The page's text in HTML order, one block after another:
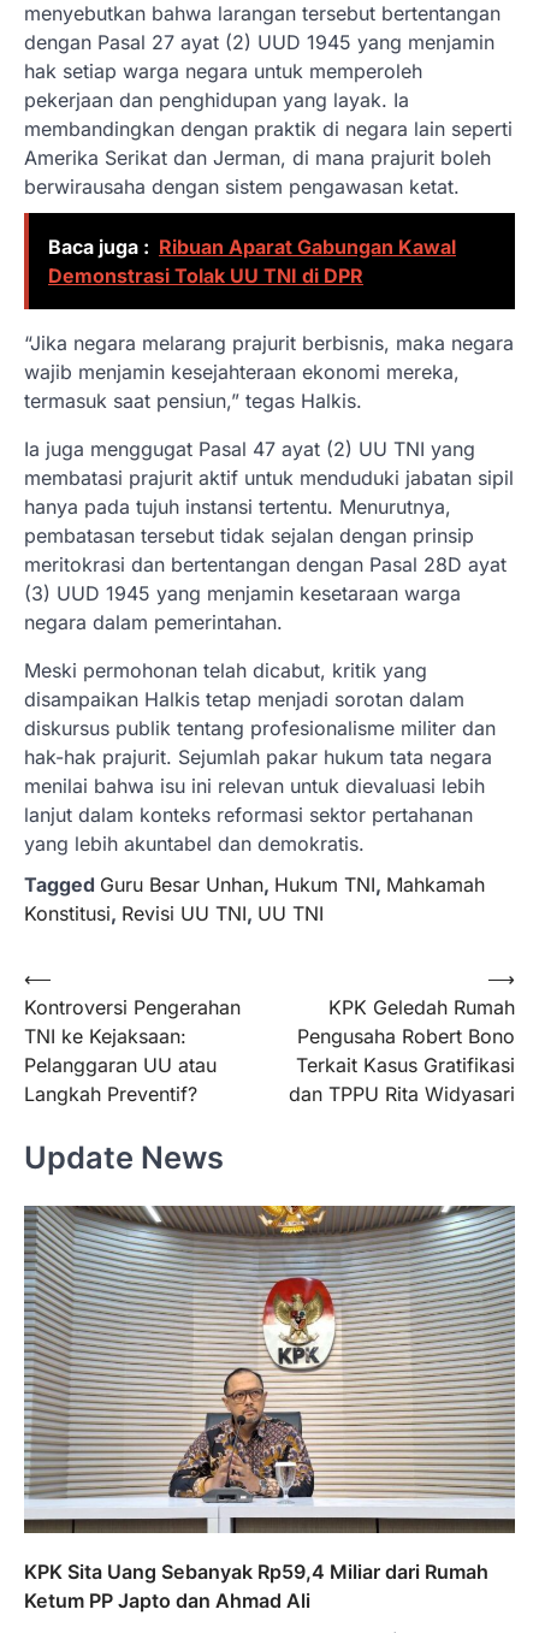
menyebutkan bahwa larangan tersebut bertentangan
dengan Pasal 27 ayat (2) UUD 1945 yang menjamin
hak setiap warga negara untuk memperoleh
pekerjaan dan penghidupan yang layak. Ia
membandingkan dengan praktik di negara lain seperti
Amerika Serikat dan Jerman, di mana prajurit boleh
berwirausaha dengan sistem pengawasan ketat.
Baca juga : Ribuan Aparat Gabungan Kawal
Demonstrasi Tolak UU TNI di DPR
“Jika negara melarang prajurit berbisnis, maka negara
wajib menjamin kesejahteraan ekonomi mereka,
termasuk saat pensiun,” tegas Halkis.
Ia juga menggugat Pasal 47 ayat (2) UU TNI yang
membatasi prajurit aktif untuk menduduki jabatan sipil
hanya pada tujuh instansi tertentu. Menurutnya,
pembatasan tersebut tidak sejalan dengan prinsip
meritokrasi dan bertentangan dengan Pasal 28D ayat
(3) UUD 1945 yang menjamin kesetaraan warga
negara dalam pemerintahan.
Meski permohonan telah dicabut, kritik yang
disampaikan Halkis tetap menjadi sorotan dalam
diskursus publik tentang profesionalisme militer dan
hak-hak prajurit. Sejumlah pakar hukum tata negara
menilai bahwa isu ini relevan untuk dievaluasi lebih
lanjut dalam konteks reformasi sektor pertahanan
yang lebih akuntabel dan demokratis.
Tagged Guru Besar Unhan, Hukum TNI, Mahkamah
Konstitusi, Revisi UU TNI, UU TNI
Navigasi
pos
⟵
Kontroversi Pengerahan
TNI ke Kejaksaan:
Pelanggaran UU atau
Langkah Preventif?
KPK Geledah Rumah
Pengusaha Robert Bono
Terkait Kasus Gratifikasi
dan TPPU Rita Widyasari
⟶
Update News
KPK Sita Uang Sebanyak Rp59,4 Miliar dari Rumah
Ketum PP Japto dan Ahmad Ali